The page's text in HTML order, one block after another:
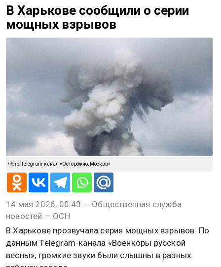
В Харькове сообщили о серии
мощных взрывов
Фото:Telegram-канал «Осторожно, Москва»
14 мая 2026, 00:43 — Общественная служба
новостей — ОСН
В Харькове прозвучала серия мощных взрывов. По
данным Telegram-канала «Военкоры русской
весны», громкие звуки были слышны в разных